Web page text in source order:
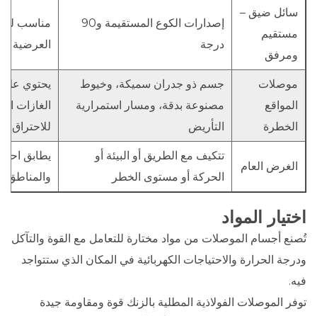
سائل ضيق –
مستقيم
ومرفق
إصدارات الكوع المستقيمة و90
درجة
مناسب
العرضية
موصلات
المواقع
الخطرة
جسم ذو جدران سميكة، وخيوط
مصنوعة بدقة، ومسار استمرارية
التأريض
يحتوي
الغازات
للاحتراق
الغرض العام
تتكيف مع الطريق أو البيئة أو
الحركة أو مستوى الخطر
يطابق
والمناطق
اختيار المواد
تُصنع أجسام الموصلات من مواد مختارة للتعامل مع القوة والتآكل
ودرجة الحرارة والاحتياجات الكهربائية في المكان الذي ستتواجد
فيه.
توفر الموصلات الفولاذية المطلية بالزنك قوة ومقاومة جيدة